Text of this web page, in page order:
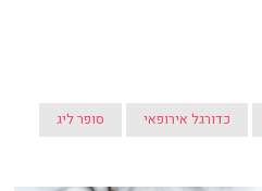
כדורגל אירופאי סופר ליג